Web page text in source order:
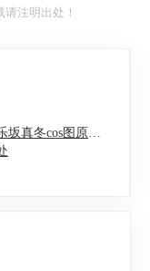
注明出处！
坂真冬cos图原图